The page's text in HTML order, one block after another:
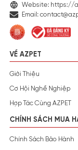
Website: https://
Email:
VỀ AZPET
Giới Thiệu
Cơ Hội Nghề Nghiệp
Hợp Tác Cùng AZPET
CHÍNH SÁCH MUA
Chính Sách Bảo Hành